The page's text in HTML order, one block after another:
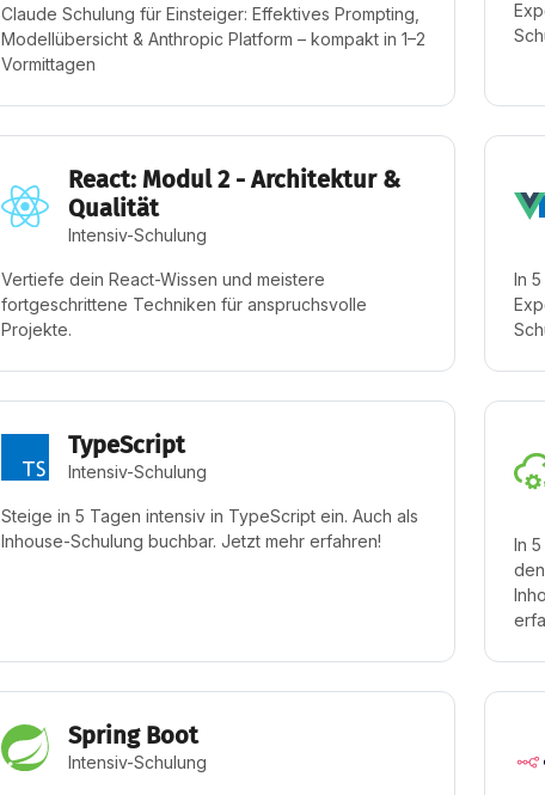
Claude Schulung für Einsteiger: Effektives Prompting,
Modellübersicht & Anthropic Platform – kompakt in 1–2
Vormittagen
React: Modul 2 - Architektur &
Qualität
Intensiv-Schulung
Vertiefe dein React-Wissen und meistere
fortgeschrittene Techniken für anspruchsvolle
Projekte.
In
TypeScript
Intensiv-Schulung
Steige in 5 Tagen intensiv in TypeScript ein. Auch als
Inhouse-Schulung buchbar. Jetzt mehr erfahren!
In
Spring Boot
Intensiv-Schulung